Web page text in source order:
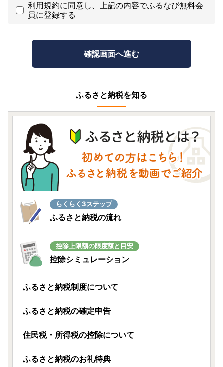
利用規約に同意し、上記の内容でふるなび無料会
員に登録する
ふるさと納税を知る
らくらく3ステップ
ふるさと納税の流れ
控除上限額の限度額と目安
控除シミュレーション
ふるさと納税制度について
ふるさと納税の確定申告
住民税・所得税の控除について
ふるさと納税のお礼特典